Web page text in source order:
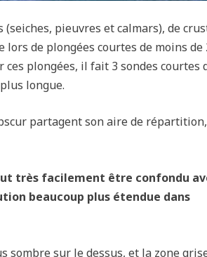
pieuvres et calmars), de
lors de plongées courtes de moins de
ces plongées, il fait 3 sondes courtes
longue.
partagent son aire de
très facilement être confondu
beaucoup plus étendue dans
sombre sur le dessus, et la zone